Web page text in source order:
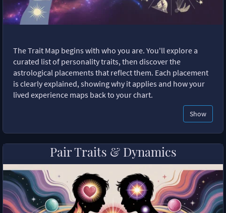
The Trait Map begins with who you are. You'll explore a
curated list of personality traits, then discover the
astrological placements that reflect them. Each placement
is clearly explained, showing why it applies and how your
lived experience maps back to your chart.
Show
Pair Traits & Dynamics